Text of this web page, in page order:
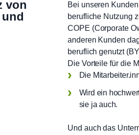
von
Bei unseren
berufliche Nutzung
COPE (Corporate
anderen Kunden
beruflich genutzt
Die Vorteile für die
Die
Wird ein
sie ja auch.
Und auch das